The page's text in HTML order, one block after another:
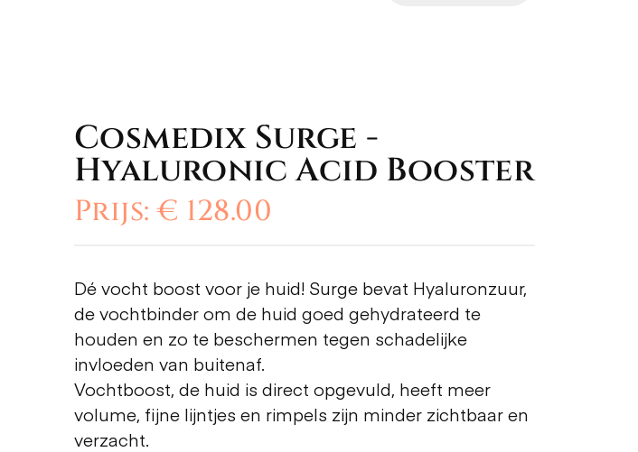
Cosmedix Surge -
Hyaluronic Acid Booster
Prijs: € 128.00
Dé vocht boost voor je huid! Surge bevat Hyaluronzuur,
de vochtbinder om de huid goed gehydrateerd te
houden en zo te beschermen tegen schadelijke
invloeden van buitenaf.
Vochtboost, de huid is direct opgevuld, heeft meer
volume, fijne lijntjes en rimpels zijn minder zichtbaar en
verzacht.